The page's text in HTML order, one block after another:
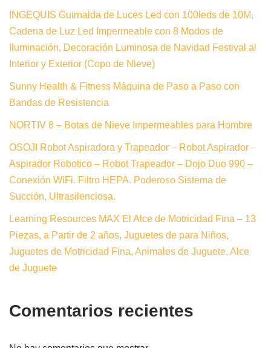
INGEQUIS Guirnalda de Luces Led con 100leds de 10M,
Cadena de Luz Led Impermeable con 8 Modos de
Iluminación, Decoración Luminosa de Navidad Festival al
Interior y Exterior (Copo de Nieve)
Sunny Health & Fitness Máquina de Paso a Paso con
Bandas de Resistencia
NORTIV 8 – Botas de Nieve Impermeables para Hombre
OSOJI Robot Aspiradora y Trapeador – Robot Aspirador –
Aspirador Robotico – Robot Trapeador – Dojo Duo 990 –
Conexión WiFi. Filtro HEPA. Poderoso Sistema de
Succión, Ultrasilenciosa.
Learning Resources MAX El Alce de Motricidad Fina – 13
Piezas, a Partir de 2 años, Juguetes de para Niños,
Juguetes de Motricidad Fina, Animales de Juguete, Alce
de Juguete
Comentarios recientes